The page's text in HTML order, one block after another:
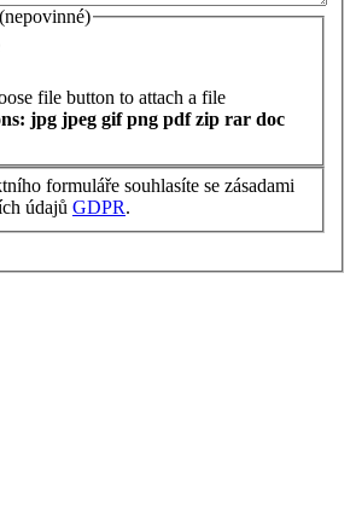
file button to attach a file
jpg jpeg gif png pdf zip rar doc
formuláře souhlasíte se zásadami
údajů GDPR.